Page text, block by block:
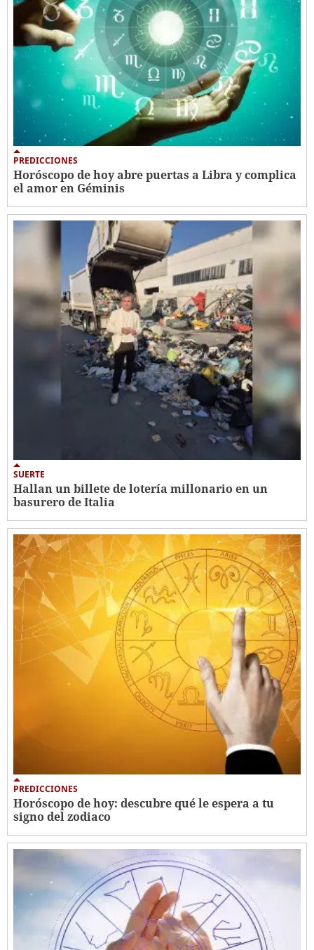
PREDICCIONES
Horóscopo de hoy abre puertas a Libra y complica
el amor en Géminis
SUERTE
Hallan un billete de lotería millonario en un
basurero de Italia
PREDICCIONES
Horóscopo de hoy: descubre qué le espera a tu
signo del zodiaco